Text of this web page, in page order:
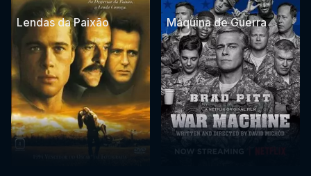
Lendas da Paixão Máquina de Guerra